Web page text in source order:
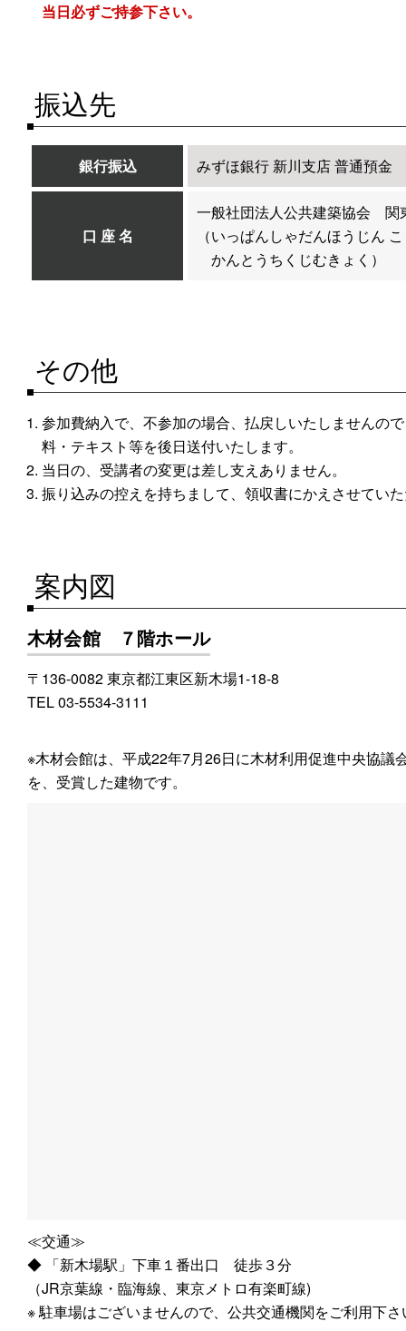
当日必ずご持参下さい。
振込先
銀行振込 みずほ銀行 新川支店 普通預
口 座 名
一般社団法人公共建築協会 関
（いっぱんしゃだんほうじん
かんとうちくじむきょく）
その他
参加費納入で、不参加の場合、払戻しいたしませんの
料・テキスト等を後日送付いたします。
当日の、受講者の変更は差し支えありません。
振り込みの控えを持ちまして、領収書にかえさせてい
案内図
木材会館 ７階ホール
〒136-0082 東京都江東区新木場1-18-8
TEL 03-5534-3111
※木材会館は、平成22年7月26日に木材利用促進中央協議
を、受賞した建物です。
≪交通≫
◆ 「新木場駅」下車１番出口 徒歩３分
（JR京葉線・臨海線、東京メトロ有楽町線)
※ 駐車場はございませんので、公共交通機関をご利用下さ